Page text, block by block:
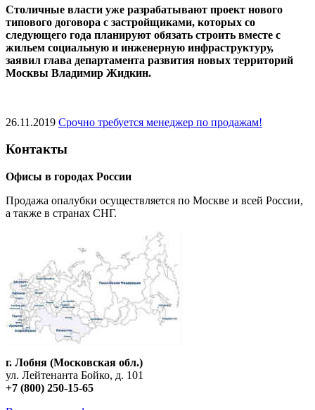
Cтоличные власти уже разрабатывают проект нового
типового договора с застройщиками, которых со
следующего года планируют обязать строить вместе с
жильем социальную и инженерную инфраструктуру,
заявил глава департамента развития новых территорий
Москвы Владимир Жидкин.
26.11.2019 Срочно требуется менеджер по продажам!
Контакты
Офисы в городах России
Продажа опалубки осуществляется по Москве и всей России,
а также в странах СНГ.
г. Лобня (Московская обл.)
ул. Лейтенанта Бойко, д. 101
+7 (800) 250-15-65